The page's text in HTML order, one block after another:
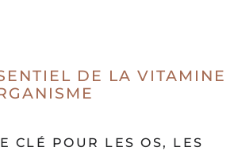
DE LA VITAMINE
CLÉ POUR LES OS, LES